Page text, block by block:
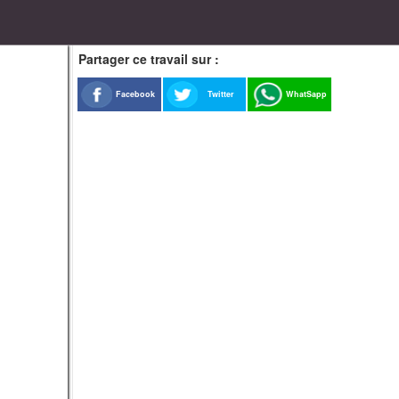
Partager ce travail sur :
Facebook Twitter WhatSapp